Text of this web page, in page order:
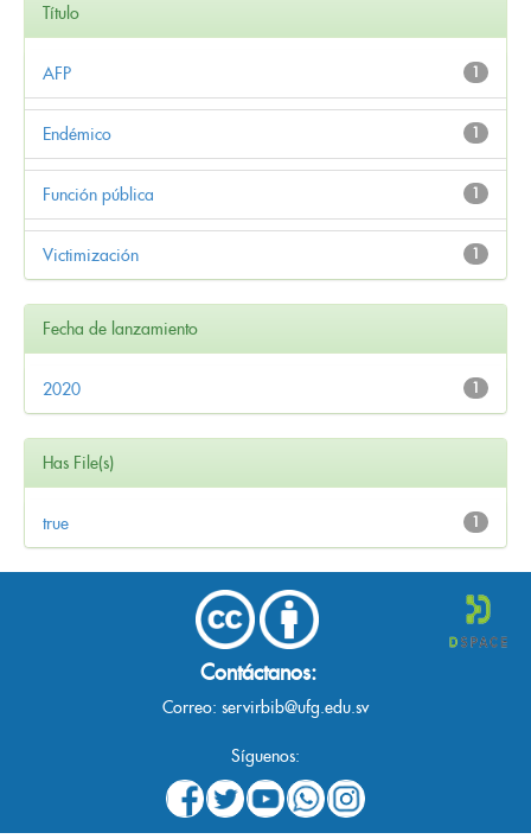
Título
1
AFP
1
Endémico
1
Función pública
1
Victimización
Fecha de lanzamiento
1
2020
Has File(s)
1
true
Contáctanos:
Correo: servirbib@ufg.edu.sv
Síguenos: